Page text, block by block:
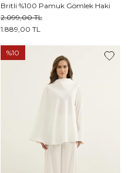
Britli %100 Pamuk Gömlek Haki
1.889,00 TL
2.099,00 TL
%10